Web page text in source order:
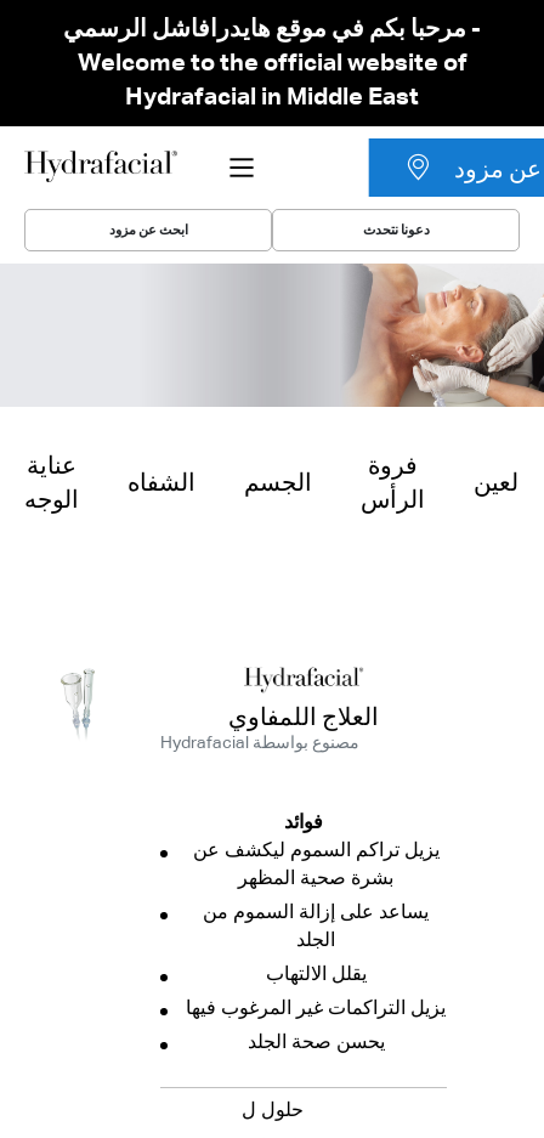
مرحبا بكم في موقع هايدرافاشل الرسمي -
Welcome to the official website of
Hydrafacial in Middle East
مزود
ابحث عن مزود دعونا نتحدث
عناية
الوجه
الشفاه الجسم
فروة
الرأس
العين
العلاج اللمفاوي
Hydrafacial مصنوع بواسطة
فوائد
يزيل تراكم السموم ليكشف عن
بشرة صحية المظهر
يساعد على إزالة السموم من
الجلد
يقلل الالتهاب
يزيل التراكمات غير المرغوب فيها
يحسن صحة الجلد
حلول ل